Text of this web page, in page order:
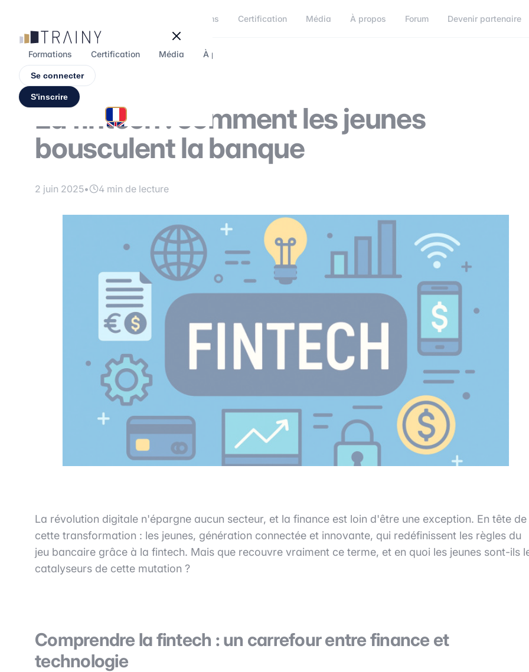
Formations Certification Média À propos Forum Devenir partenaire
Formations Certification Média À propos
Se connecter
S'inscrire
La fintech : comment les jeunes
bousculent la banque
2 juin 2025• 4 min de lecture
La révolution digitale n'épargne aucun secteur, et la finance est loin d'être une exception. En tête de
cette transformation : les jeunes, génération connectée et innovante, qui redéfinissent les règles du
jeu bancaire grâce à la fintech. Mais que recouvre vraiment ce terme, et en quoi les jeunes sont-ils
catalyseurs de cette mutation ?
Comprendre la fintech : un carrefour entre finance et
technologie